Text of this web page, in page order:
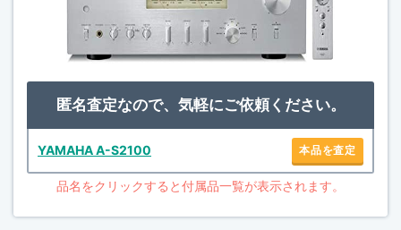
匿名査定なので、気軽にご依頼ください。
YAMAHA A-S2100 本品を査定
品名をクリックすると付属品一覧が表示されます。